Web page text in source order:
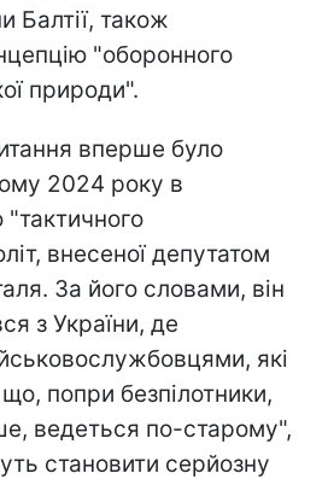
Балтії, також
"оборонного
природи".
вперше було
2024 року в
"тактичного
внесеної депутатом
За його словами, він
з України, де
які
попри безпілотники,
ведеться по-старому",
становити серйозну